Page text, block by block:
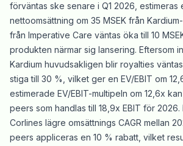
förväntas ske senare i Q1 2026, estimeras
nettoomsättning om 35 MSEK från
från Imperative Care väntas öka till 10
produkten närmar sig lansering. Eftersom
Kardium huvudsakligen blir royalties
stiga till 30 %, vilket ger en EV/EBIT om
estimerade EV/EBIT-multipeln om 12,6x
peers som handlas till 18,9x EBIT för 2026.
Corlines lägre omsättnings CAGR mellan
peers appliceras en 10 % rabatt, vilket